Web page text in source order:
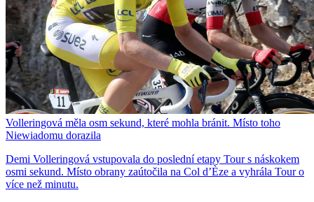
Volleringová měla osm sekund, které mohla bránit. Místo toho
Niewiadomu dorazila
Demi Volleringová vstupovala do poslední etapy Tour s náskokem
osmi sekund. Místo obrany zaútočila na Col d’Èze a vyhrála Tour o
více než minutu.